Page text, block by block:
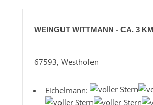
WEINGUT WITTMANN - CA. 3 KM
67593, Westhofen
Eichelmann: